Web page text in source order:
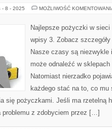
- 8 - 2025 MOŻLIWOŚĆ
Najlepsze pożyczki w
wpisy 3. Zobacz
Nasze czasy są niezwykle
może odnaleźć w
Natomiast nierzadko
każdego stać na to, co
się pożyczkami. Jeśli ma rzetelną
problemu z zdobyciem przez […]